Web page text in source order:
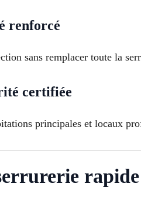
renforcé
sans remplacer toute la
certifiée
principales et locaux
rapide